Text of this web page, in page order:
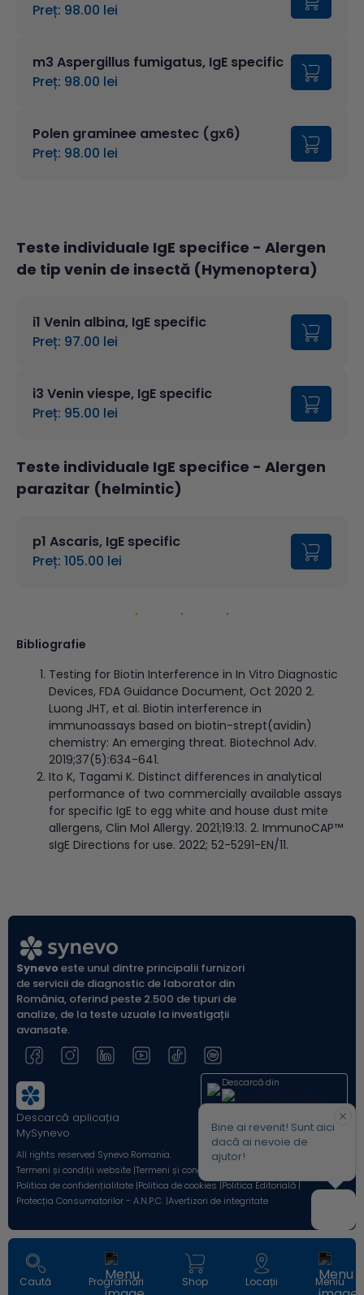
Caută Programări Shop Locații Meniu
Preț: 98.00 lei
m3 Aspergillus fumigatus, IgE specific
Preț: 98.00 lei
Polen graminee amestec (gx6)
Preț: 98.00 lei
Teste individuale IgE specifice - Alergen
de tip venin de insectă (Hymenoptera)
i1 Venin albina, IgE specific
Preț: 97.00 lei
i3 Venin viespe, IgE specific
Preț: 95.00 lei
Teste individuale IgE specifice - Alergen
parazitar (helmintic)
p1 Ascaris, IgE specific
Preț: 105.00 lei
Bibliografie
Testing for Biotin Interference in In Vitro Diagnostic
Devices, FDA Guidance Document, Oct 2020 2.
Luong JHT, et al. Biotin interference in
immunoassays based on biotin-strept(avidin)
chemistry: An emerging threat. Biotechnol Adv.
2019;37(5):634-641.
Ito K, Tagami K. Distinct differences in analytical
performance of two commercially available assays
for specific IgE to egg white and house dust mite
allergens, Clin Mol Allergy. 2021;19:13. 2. ImmunoCAP™
sIgE Directions for use. 2022; 52-5291-EN/11.
Synevoeste unul dintre principalii furnizori
de servicii de diagnostic de laborator din
România, oferind peste 2.500 de tipuri de
analize, de la teste uzuale la investigații
avansate.
Descarcă aplicația
MySynevo
Descarcă din
All rights reserved Synevo Romania.
Termeni și condiții website |Termeni și condiții Shop Online |
Politica de confidențialitate |Politica de cookies |Politica Editorială |
Protecția Consumatorilor - A.N.P.C. |Avertizori de integritate
Bine ai revenit! Sunt aici
dacă ai nevoie de
ajutor!